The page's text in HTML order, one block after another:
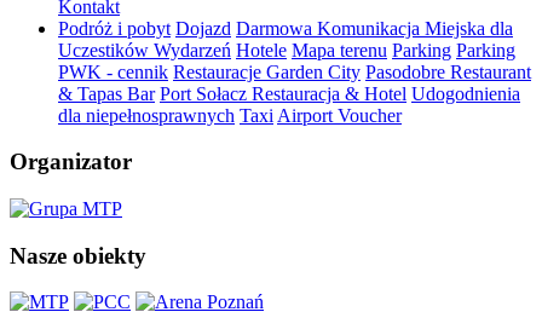
Kontakt
Podróż i pobyt Dojazd Darmowa Komunikacja Miejska dla
Uczestików Wydarzeń Hotele Mapa terenu Parking Parking
PWK - cennik Restauracje Garden City Pasodobre Restaurant
& Tapas Bar Port Sołacz Restauracja & Hotel Udogodnienia
dla niepełnosprawnych Taxi Airport Voucher
Organizator
Nasze obiekty